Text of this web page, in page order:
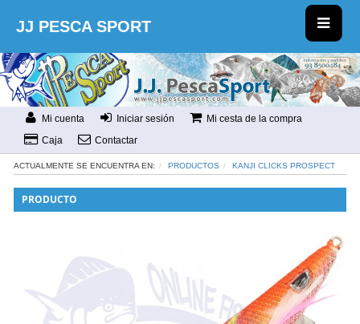
JJ PESCA SPORT
Mi cuenta Iniciar sesión
Mi cesta de la compra
Caja
Contactar
ACTUALMENTE SE ENCUENTRA EN: PRODUCTOS KANJI CLICKS PROSPECT
PRODUCTO